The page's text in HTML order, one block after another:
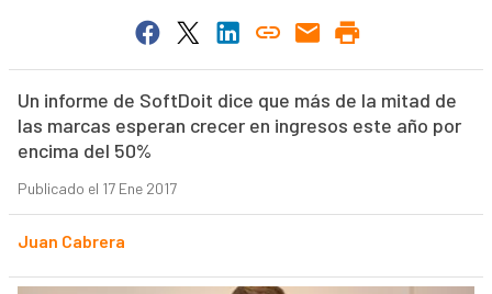
Un informe de SoftDoit dice que más de la mitad de
las marcas esperan crecer en ingresos este año por
encima del 50%
Publicado el 17 Ene 2017
Juan Cabrera